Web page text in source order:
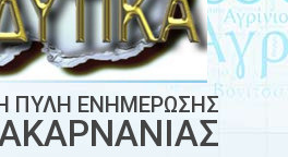
ΠΥΛΗ ΕΝΗΜΕΡΩΣΗΣ